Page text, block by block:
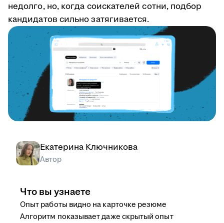
недолго, но, когда соискателей сотни, подбор
кандидатов сильно затягивается.
Екатерина Ключникова
Автор
Что вы узнаете
Опыт работы видно на карточке резюме
Алгоритм показывает даже скрытый опыт